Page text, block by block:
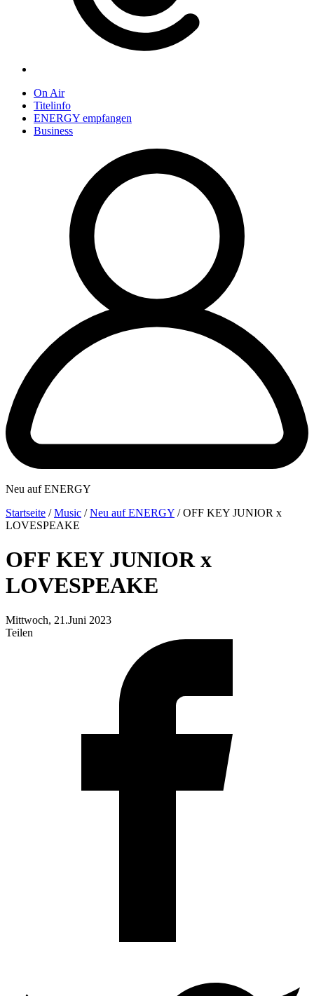
On Air
Titelinfo
ENERGY empfangen
Business
Neu auf ENERGY
Startseite /Music /Neu auf ENERGY /OFF KEY JUNIOR x
LOVESPEAKE
OFF KEY JUNIOR x
LOVESPEAKE
Mittwoch, 21.Juni 2023
Teilen